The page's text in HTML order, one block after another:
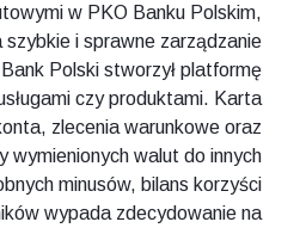
w PKO Banku Polskim,
szybkie i sprawne zarządzanie
Polski stworzył platformę
czy produktami. Karta
zlecenia warunkowe oraz
wymienionych walut do innych
minusów, bilans korzyści
wypada zdecydowanie na